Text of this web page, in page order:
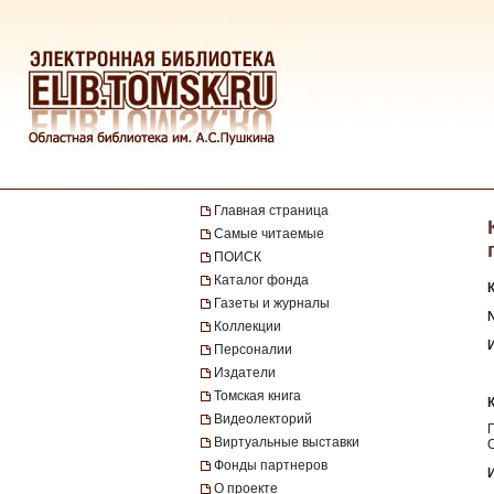
Главная страница
Самые читаемые
ПОИСК
Каталог фонда
Газеты и журналы
Коллекции
Персоналии
Издатели
Томская книга
Видеолекторий
Виртуальные выставки
Фонды партнеров
О проекте